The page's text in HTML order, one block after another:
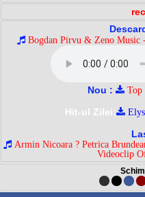
Bogdan Pirvu & Zeno Music
Nou : Top
Hit-ul Zilei:
Armin Nicoara ? Petrica
Videoclip